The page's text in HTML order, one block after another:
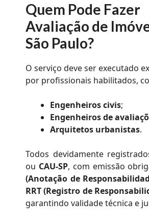
Quem Pode Fazer
Avaliação de
São Paulo?
O serviço deve ser executado
por profissionais habilitados,
Engenheiros civis;
Engenheiros de
Arquitetos urbanistas.
Todos devidamente
ou CAU-SP, com emissão
(Anotação de
RRT (Registro de
garantindo validade técnica e